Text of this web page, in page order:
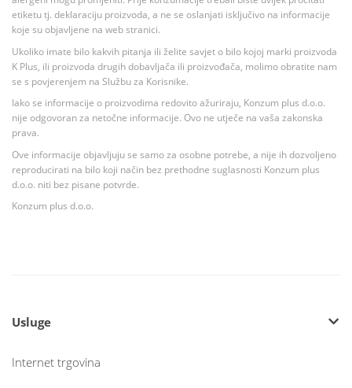
etiketu tj. deklaraciju proizvoda, a ne se oslanjati isključivo na informacije
koje su objavljene na web stranici.
Ukoliko imate bilo kakvih pitanja ili želite savjet o bilo kojoj marki proizvoda
K Plus, ili proizvoda drugih dobavljača ili proizvođača, molimo obratite nam
se s povjerenjem na Službu za Korisnike.
Iako se informacije o proizvodima redovito ažuriraju, Konzum plus d.o.o.
nije odgovoran za netočne informacije. Ovo ne utječe na vaša zakonska
prava.
Ove informacije objavljuju se samo za osobne potrebe, a nije ih dozvoljeno
reproducirati na bilo koji način bez prethodne suglasnosti Konzum plus
d.o.o. niti bez pisane potvrde.
Konzum plus d.o.o.
Usluge
Internet trgovina